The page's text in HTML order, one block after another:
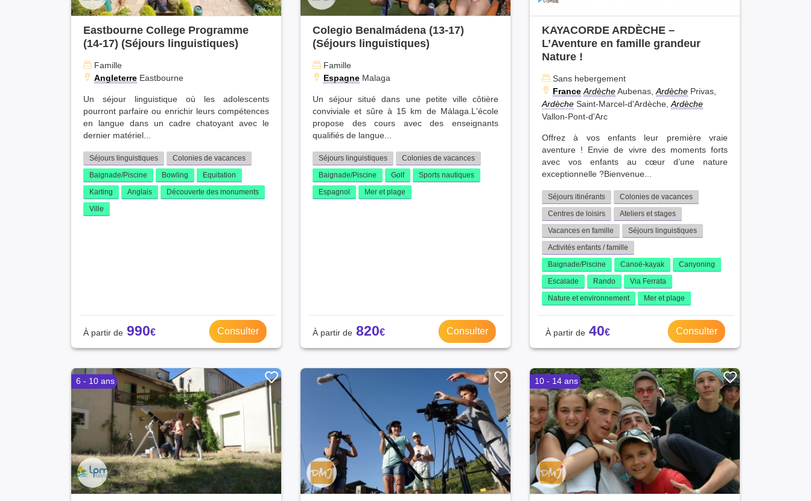
Eastbourne College Programme
(14-17) (Séjours linguistiques)
Famille
Angleterre Eastbourne
Un séjour linguistique où les adolescents
pourront parfaire ou enrichir leurs compétences
en langue dans un cadre chatoyant avec le
dernier matériel...
Séjours linguistiques
Colonies de vacances
Baignade/Piscine
Bowling
Equitation
Karting
Anglais
Découverte des monuments
Ville
990 Consulter
Colegio Benalmádena (13-17)
(Séjours linguistiques)
Famille
Espagne Malaga
Un séjour situé dans une petite ville côtière
conviviale et sûre à 15 km de Málaga.L'école
propose des cours avec des enseignants
qualifiés de langue...
Séjours linguistiques
Colonies de vacances
Baignade/Piscine
Golf
Sports nautiques
Espagnol
Mer et plage
820 Consulter
KAYACORDE ARDÈCHE –
L’Aventure en famille grandeur
Nature !
Sans hebergement
France ArdècheAubenas, Ardèche Privas,
Ardèche Saint-Marcel-d'Ardèche, Ardèche
Vallon-Pont-d'Arc
Offrez à vos enfants leur première vraie
aventure ! Envie de vivre des moments forts
avec vos enfants au cœur d’une nature
exceptionnelle ?Bienvenue...
Séjours itinérants
Colonies de vacances
Centres de loisirs
Ateliers et stages
Vacances en famille
Séjours linguistiques
Activités enfants / famille
Baignade/Piscine
Canoë-kayak
Canyoning
Escalade
Rando
Via Ferrata
Nature et environnement
Mer et plage
40 Consulter
6 - 10 ans 10 - 14 ans